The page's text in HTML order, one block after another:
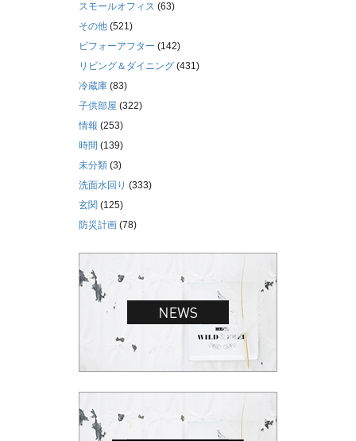
スモールオフィス (63)
その他 (521)
ビフォーアフター (142)
リビング＆ダイニング (431)
冷蔵庫 (83)
子供部屋 (322)
情報 (253)
時間 (139)
未分類 (3)
洗面水回り (333)
玄関 (125)
防災計画 (78)